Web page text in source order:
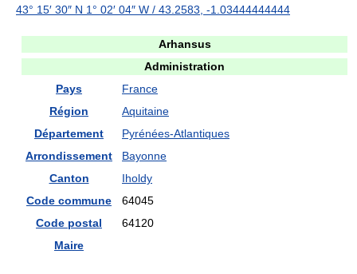
43° 15′ 30″ N 1° 02′ 04″ W / 43.2583 -1.03444444444
Arhansus
Administration
Pays
France
Région
Aquitaine
Département
Pyrénées-Atlantiques
Arrondissement
Bayonne
Canton
Iholdy
Code commune
64045
Code postal
64120
Maire